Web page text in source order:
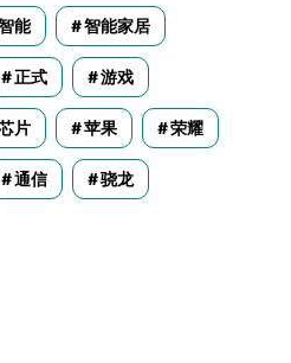
能 智能家居
正式 游戏
片 苹果 荣耀
通信 骁龙